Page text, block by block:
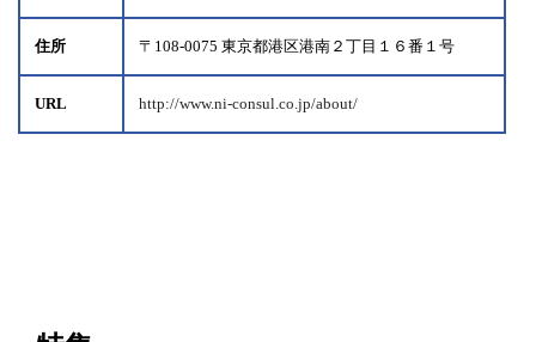
住所 〒108-0075 東京都港区港南２丁目１６番１号
URL http://www.ni-consul.co.jp/about/